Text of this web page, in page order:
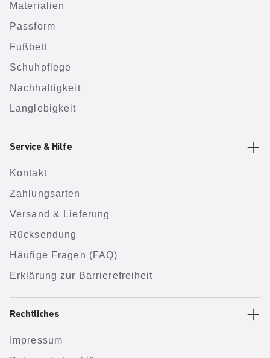
Materialien
Passform
Fußbett
Schuhpflege
Nachhaltigkeit
Langlebigkeit
Service & Hilfe
Kontakt
Zahlungsarten
Versand & Lieferung
Rücksendung
Häufige Fragen (FAQ)
Erklärung zur Barrierefreiheit
Rechtliches
Impressum